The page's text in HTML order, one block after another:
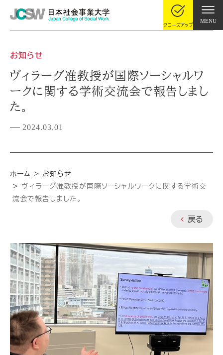
クローズアップ
MENU
お知らせ
ヴィラーグ准教授が国際ソーシャルワ
ークに関する学術交流会で報告しまし
た。
2024.03.01
ホーム
お知らせ
ヴィラーグ准教授が国際ソーシャルワークに関する学術交
流会で報告しました。
戻る